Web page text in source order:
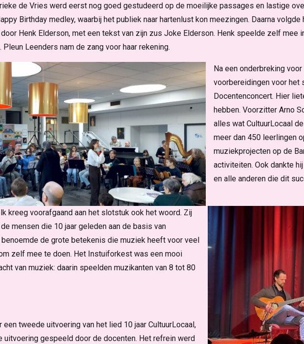
de Vries werd eerst nog goed gestudeerd op de moeilijke passages en lastige
Birthday medley, waarbij het publiek naar hartenlust kon meezingen. Daarna
Henk Elderson, met een tekst van zijn zus Joke Elderson. Henk speelde zelf mee
Leenders nam de zang voor haar rekening.
Na een onderbreking
voorbereidingen voor het
Docentenconcert. Hier
hebben. Voorzitter Arno
alles wat CultuurLocaal
meer dan 450 leerlingen
muziekprojecten op de
activiteiten. Ook dankte
en alle anderen die dit
kreeg voorafgaand aan het slotstuk ook het woord. Zij
mensen die 10 jaar geleden aan de basis van
benoemde de grote betekenis die muziek heeft voor veel
zelf mee te doen. Het Instuiforkest was een mooi
van muziek: daarin speelden muzikanten van 8 tot 80
tweede uitvoering van het lied 10 jaar CultuurLocaal,
uitvoering gespeeld door de docenten. Het refrein werd